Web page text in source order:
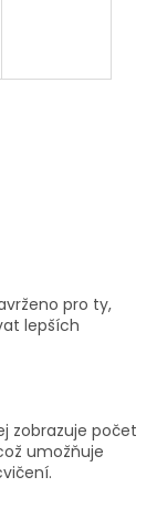
pro ty,
lepších
zobrazuje počet
umožňuje